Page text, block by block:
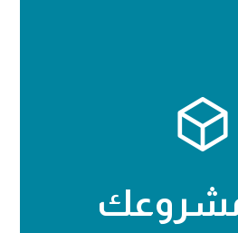
مشروعك